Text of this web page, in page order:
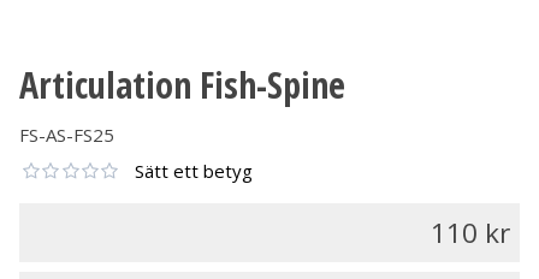
Articulation Fish-Spine
FS-AS-FS25
Sätt ett betyg
110